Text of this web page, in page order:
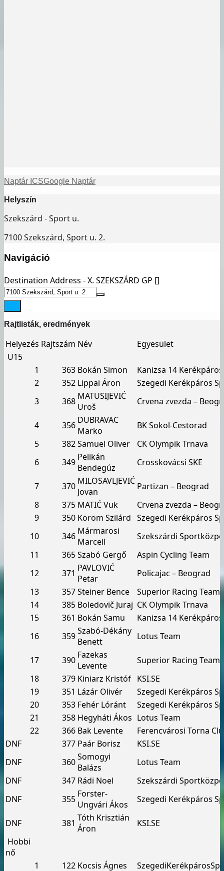
Naptár ICSGoogle Naptár
Helyszín
Szekszárd - Sport u.
7100 Szekszárd, Sport u. 2.
Navigáció
Destination Address - X. SZEKSZÁRD GP []
Rajtlisták, eredmények
Helyezés Rajtszám Név
Egyesület
U15
1
363 Bokán Simon
Kanizsa 14
2
352 Lippai Áron
Szegedi Kerékpáros
3
368 MATUSIJEVIĆ
Uroš
Crvena zvezda –
4 356 DUBRAVAC
Marko
BK Sokol-Cestorad
5
382Samuel Oliver
CK Olympik Trnava
6
349 Pelikán
Bendegúz
Crosskovácsi SKE
7 370 MILOSAVLJEVIĆ
Jovan
Partizan – Beograd
8
375 MATIĆ Vuk
Crvena zvezda –
9
350 Köröm Szilárd Szegedi Kerékpáros
10
346 Mármarosi
Marcell
Szekszárdi
11
365Szabó Gergő
Aspin Cycling Team
12
371 PAVLOVIĆ
Petar
Policajac – Beograd
13
357Steiner Bence
Superior Racing Team
14
385 Boledovič Juraj CK Olympik Trnava
15
361 Bokán Samu
Kanizsa 14
16
359Szabó-Dékány
Benett
Lotus Team
17 390 Fazekas
Levente
Superior Racing Team
18
379 Kiniarz Kristóf KSI.SE
19
351 Lázár Olivér
Szegedi Kerékpáros
20
353 Fehér Lóránt
Szegedi Kerékpáros
21
358 Hegyháti Ákos Lotus Team
22
366 Bak Levente
Ferencvárosi Torna
DNF
377 Paár Borisz
KSI.SE
DNF
360Somogyi
Balázs
Lotus Team
DNF
347 Rádi Noel
Szekszárdi
DNF
355 Forster-
Ungvári Ákos
Szegedi Kerékpáros
DNF 381 Tóth Krisztián
Áron
KSI.SE
Hobbi
nő
1
122 Kocsis Ágnes